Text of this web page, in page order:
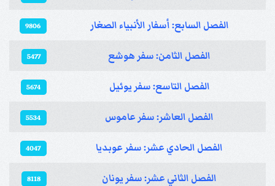
الفصل السابع: أسفار الأنبياء الصغار 9806
الفصل الثامن: سفر هوشع 5477
الفصل التاسع: سفر يوئيل 5674
الفصل العاشر: سفر عاموس 5534
الفصل الحادي عشر: سفر عوبديا 4047
الفصل الثاني عشر: سفر يونان 8118